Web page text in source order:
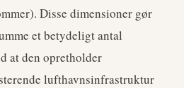
Disse dimensioner gør
et betydeligt antal
at den opretholder
lufthavnsinfrastruktur